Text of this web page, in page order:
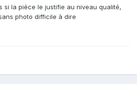
si la pièce le justifie au niveau qualité,
photo difficile à dire